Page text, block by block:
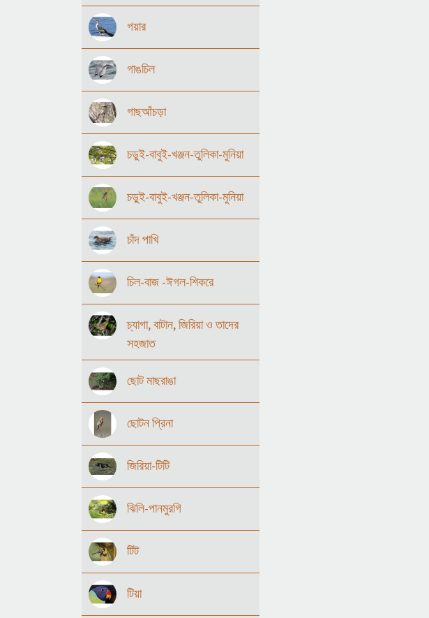
গয়ার
গাঙচিল
গাছআঁচড়া
চড়ুই-বাবুই-খঞ্জন-তুলিকা-মুনিয়া
চড়ুই-বাবুই-খঞ্জন-তুলিকা-মুনিয়া
চাঁদ পাখি
চিল-বাজ -ঈগল-শিকরে
চ্যাগা, বাটান, জিরিয়া ও তাদের
সহজাত
ছোট মাছরাঙা
ছোটন প্রিনা
জিরিয়া-টিটি
ঝিলি-পানমুরগি
টিট
টিয়া